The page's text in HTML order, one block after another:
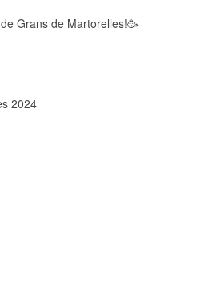
Grans de Martorelles!🥳